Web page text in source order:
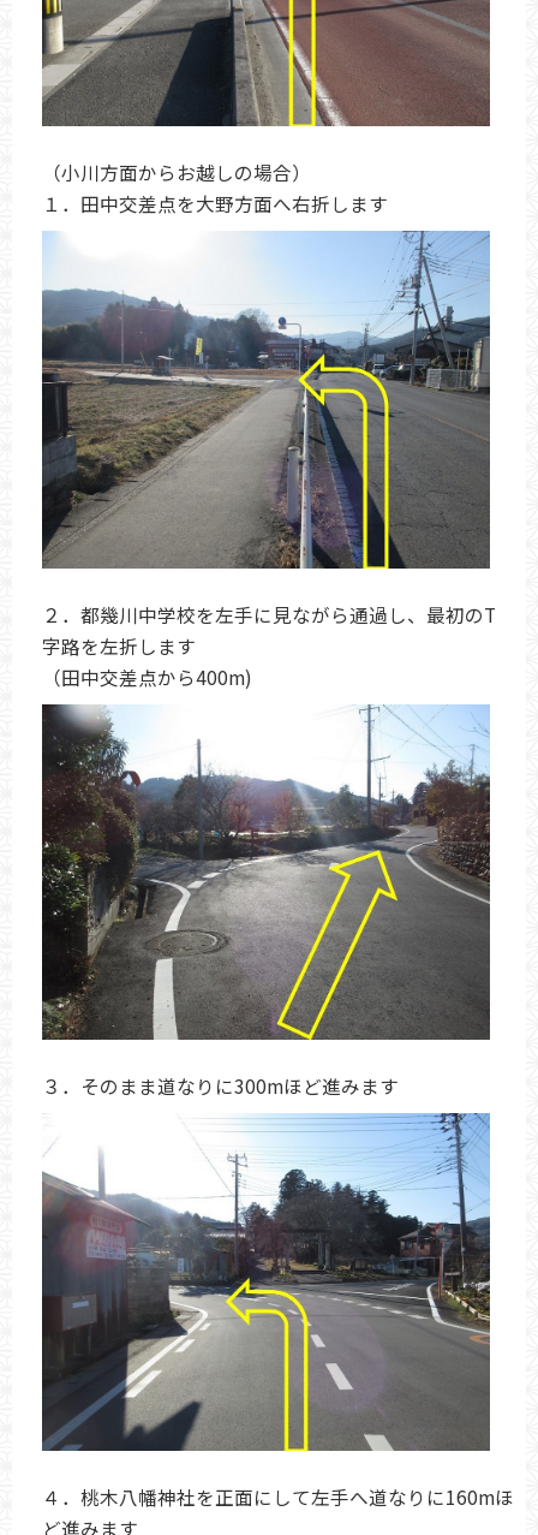
（小川方面からお越しの場合）
１．田中交差点を大野方面へ右折します
２．都幾川中学校を左手に見ながら通過し、最初のT
字路を左折します
（田中交差点から400m)
３．そのまま道なりに300mほど進みます
４．桃木八幡神社を正面にして左手へ道なりに160mほ
ど進みます